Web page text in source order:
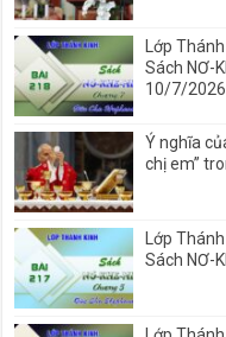
Lớp
Sách NƠ-
10/7/2026
Ý nghĩa
chị em”
Lớp
Sách NƠ-